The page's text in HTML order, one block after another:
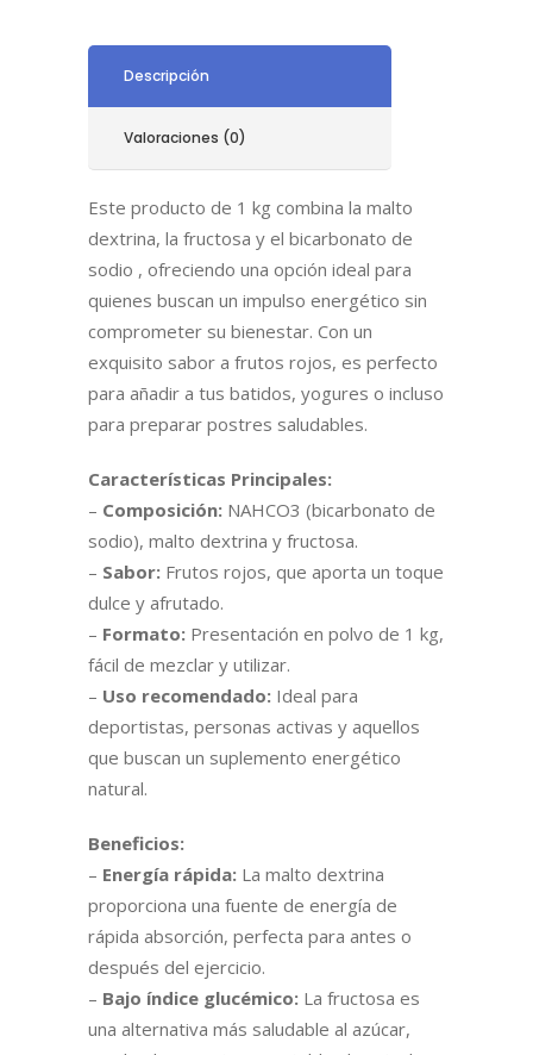
Descripción
Valoraciones (0)
Este producto de 1 kg combina la malto
dextrina, la fructosa y el bicarbonato de
sodio , ofreciendo una opción ideal para
quienes buscan un impulso energético sin
comprometer su bienestar. Con un
exquisito sabor a frutos rojos, es perfecto
para añadir a tus batidos, yogures o incluso
para preparar postres saludables.
Características Principales:
– Composición: NAHCO3 (bicarbonato de
sodio), malto dextrina y fructosa.
– Sabor: Frutos rojos, que aporta un toque
dulce y afrutado.
– Formato: Presentación en polvo de 1 kg,
fácil de mezclar y utilizar.
– Uso recomendado: Ideal para
deportistas, personas activas y aquellos
que buscan un suplemento energético
natural.
Beneficios:
– Energía rápida: La malto dextrina
proporciona una fuente de energía de
rápida absorción, perfecta para antes o
después del ejercicio.
– Bajo índice glucémico: La fructosa es
una alternativa más saludable al azúcar,